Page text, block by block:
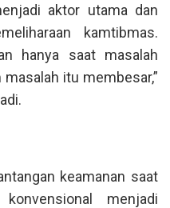
aktor utama dan
kamtibmas.
hanya saat masalah
itu membesar,”
keamanan saat
menjadi